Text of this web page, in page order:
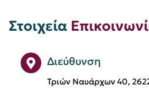
Ευάγγελος Καραχάλιος
Θέσεις εργασίας
Στοιχεία
Διεύθυνση
Τριών Ναυάρχων 40,